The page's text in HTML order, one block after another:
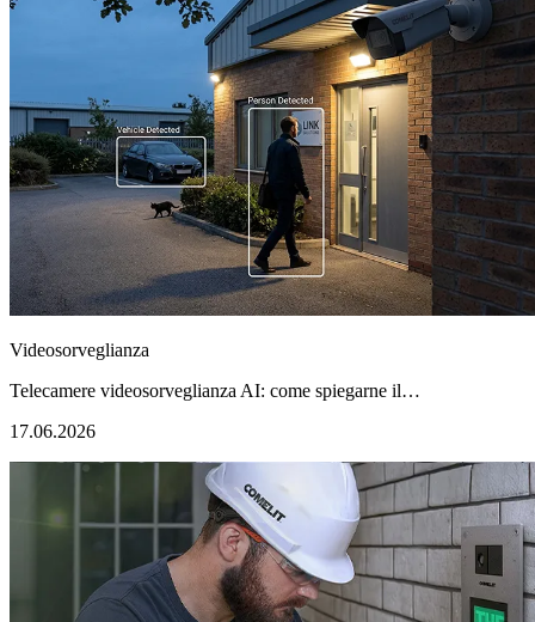
Videosorveglianza
Telecamere videosorveglianza AI: come spiegarne il…
17.06.2026